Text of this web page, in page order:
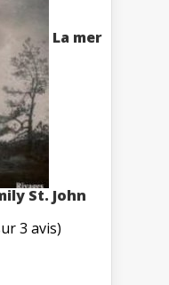
La mer
St. John
3 avis)